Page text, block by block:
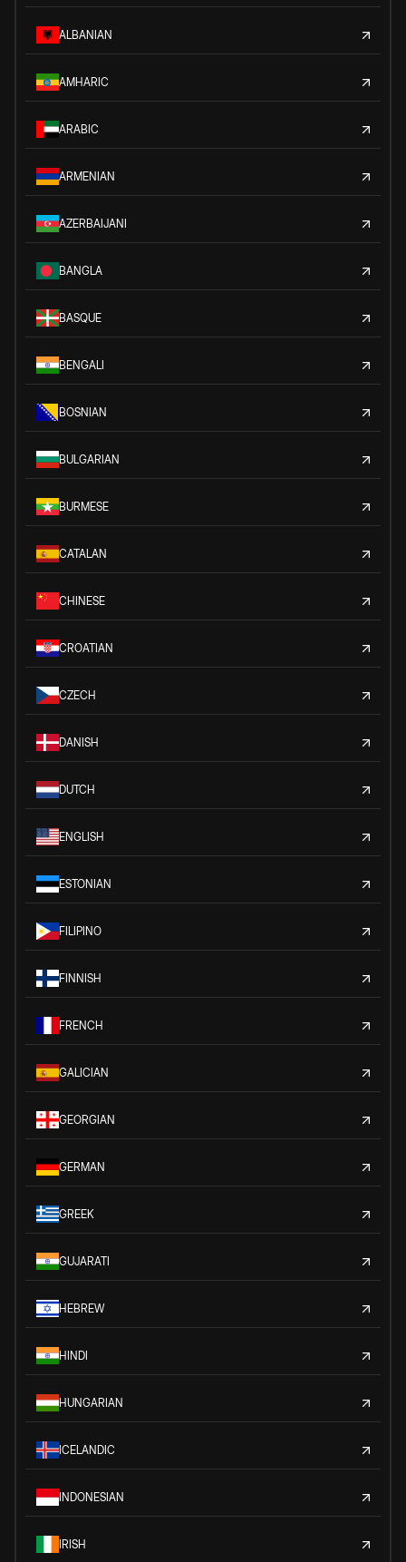
ALBANIAN
AMHARIC
ARABIC
ARMENIAN
AZERBAIJANI
BANGLA
BASQUE
BENGALI
BOSNIAN
BULGARIAN
BURMESE
CATALAN
CHINESE
CROATIAN
CZECH
DANISH
DUTCH
ENGLISH
ESTONIAN
FILIPINO
FINNISH
FRENCH
GALICIAN
GEORGIAN
GERMAN
GREEK
GUJARATI
HEBREW
HINDI
HUNGARIAN
ICELANDIC
INDONESIAN
IRISH